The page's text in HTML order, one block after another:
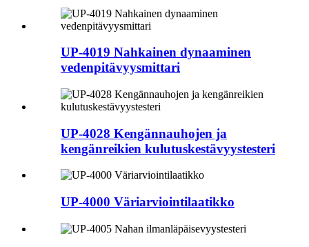
UP-4019 Nahkainen dynaaminen
vedenpitävyysmittari
UP-4028 Kengännauhojen ja
kengänreikien kulutuskestävyystesteri
UP-4000 Väriarviointilaatikko